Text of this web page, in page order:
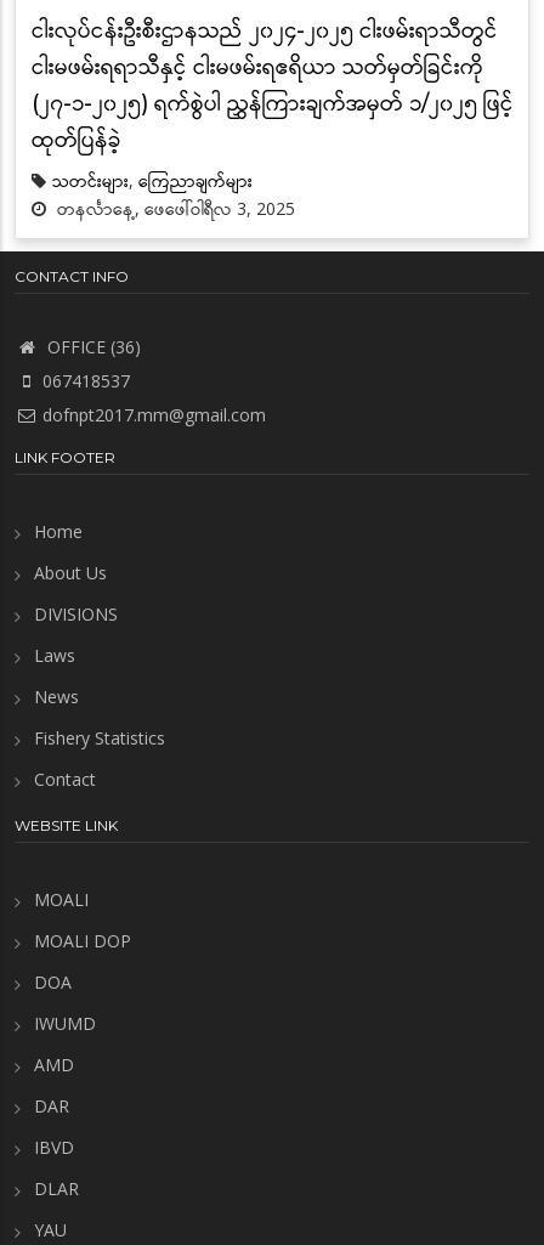
ငါးလုပ်ငန်းဦးစီးဌာနသည် ၂၀၂၄-၂၀၂၅ ငါးဖမ်းရာသီတွင်
ငါးမဖမ်းရရာသီနှင့် ငါးမဖမ်းရဧရိယာ သတ်မှတ်ခြင်းကို
(၂၇-၁-၂၀၂၅) ရက်စွဲပါ ညွှန်ကြားချက်အမှတ် ၁/၂၀၂၅ ဖြင့်
ထုတ်ပြန်ခဲ့
သတင်းများ, ကြေညာချက်များ
တနင်္လာနေ့, ဖေဖေါ်ဝါရီလ 3, 2025
CONTACT INFO
OFFICE (36)
067418537
dofnpt2017.mm@gmail.com
LINK FOOTER
Home
About Us
DIVISIONS
Laws
News
Fishery Statistics
Contact
WEBSITE LINK
MOALI
MOALI DOP
DOA
IWUMD
AMD
DAR
IBVD
DLAR
YAU